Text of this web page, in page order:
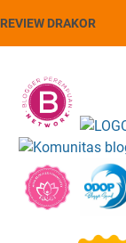
REVIEW DRAKOR